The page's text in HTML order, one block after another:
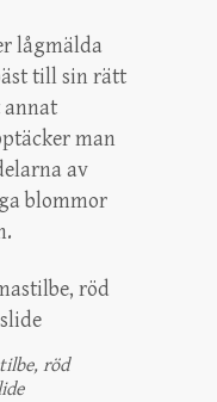
lågmälda
till sin rätt
annat
man
av
blommor
röd